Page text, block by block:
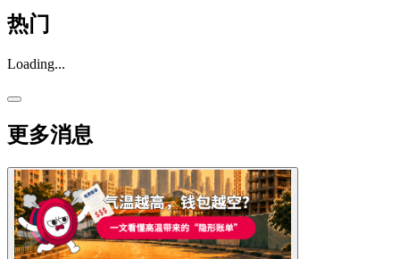
热门
Loading...
更多消息